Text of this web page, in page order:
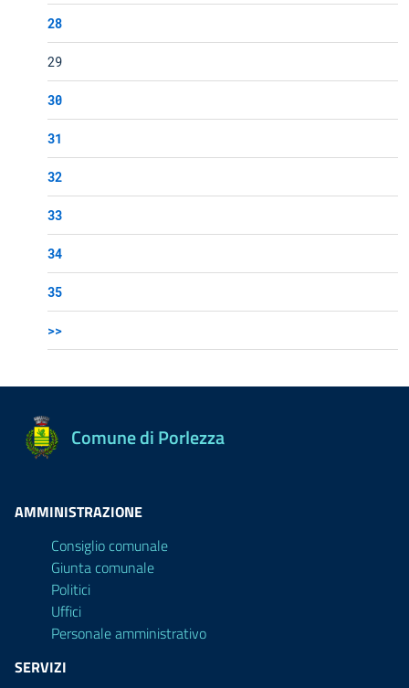
28
29
30
31
32
33
34
35
>>
Comune di Porlezza
AMMINISTRAZIONE
Consiglio comunale
Giunta comunale
Politici
Uffici
Personale amministrativo
SERVIZI